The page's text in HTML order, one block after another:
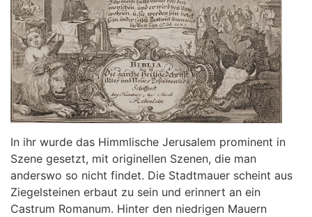
In ihr wurde das Himmlische Jerusalem prominent in
Szene gesetzt, mit originellen Szenen, die man
anderswo so nicht findet. Die Stadtmauer scheint aus
Ziegelsteinen erbaut zu sein und erinnert an ein
Castrum Romanum. Hinter den niedrigen Mauern